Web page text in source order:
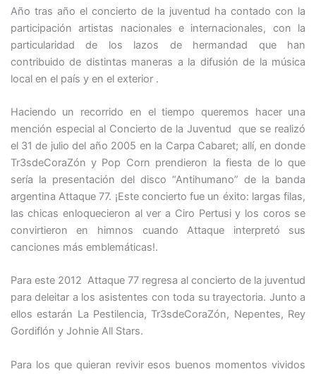
Año tras año el concierto de la juventud ha contado con la
participación artistas nacionales e internacionales, con la
particularidad de los lazos de hermandad que han
contribuido de distintas maneras a la difusión de la música
local en el país y en el exterior .
Haciendo un recorrido en el tiempo queremos hacer una
mención especial al Concierto de la Juventud que se realizó
el 31 de julio del año 2005 en la Carpa Cabaret; allí, en donde
Tr3sdeCoraZón y Pop Corn prendieron la fiesta de lo que
sería la presentación del disco “Antihumano” de la banda
argentina Attaque 77. ¡Este concierto fue un éxito: largas filas,
las chicas enloquecieron al ver a Ciro Pertusi y los coros se
convirtieron en himnos cuando Attaque interpretó sus
canciones más emblemáticas!.
Para este 2012 Attaque 77 regresa al concierto de la juventud
para deleitar a los asistentes con toda su trayectoria. Junto a
ellos estarán La Pestilencia, Tr3sdeCoraZón, Nepentes, Rey
Gordiflón y Johnie All Stars.
Para los que quieran revivir esos buenos momentos vividos